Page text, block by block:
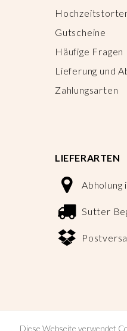
Gutscheine
Häufige Fragen
Lieferung und
Zahlungsarten
LIEFERARTEN
Abholung
Sutter
Diese Webseite verwendet